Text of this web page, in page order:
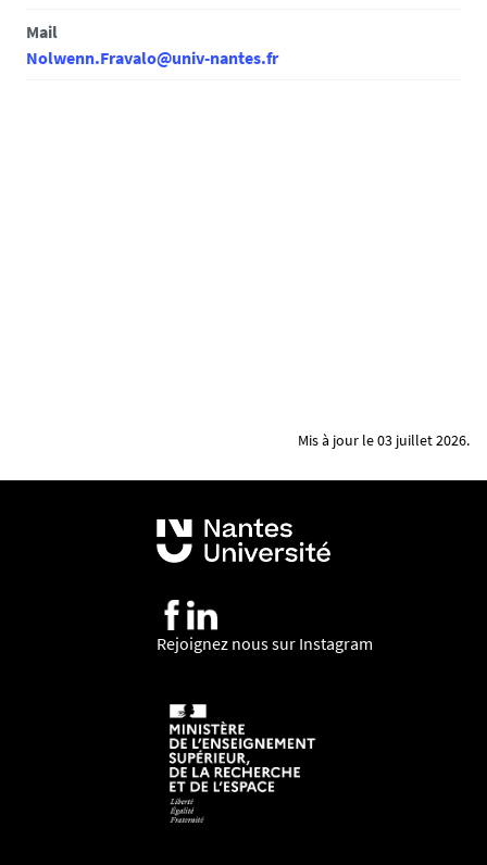
Mail
Nolwenn.Fravalo@univ-nantes.fr
Mis à jour le 03 juillet 2026.
Rejoignez nous sur Instagram